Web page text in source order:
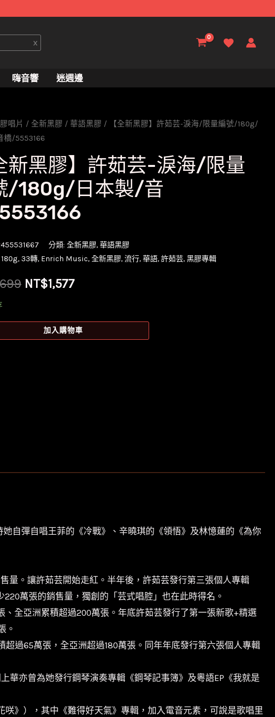
x
嗨音響 迷週邊
唱片 / 全新黑膠 /華語黑膠 / 【全新黑膠】許茹芸-淚海/限量編號/180g/
橋/5553166
新黑膠】許茹芸-淚海/限量
/180g/日本製/音
分類:全新黑膠,華語黑膠
180g,33轉, Enrich Music,全新黑膠,流行,華語,許茹芸,黑膠專輯
原
NT$1,577目
價
加入購物車
自彈自唱王菲的《冷戰》、辛曉琪的《領悟》及林憶蓮的《為你
量。讓許茹芸開始走紅。半年後，許茹芸發行第三張個人專輯
萬張的銷售量，獨創的「芸式唱腔」也在此時得名。
全亞洲累積超過200萬張。年底許茹芸發行了第一張新歌+精選
。
過65萬張，全亞洲超過180萬張。同年年底發行第六張個人專輯
華亦曾為她發行鋼琴演奏專輯《鋼琴記事簿》及粵語EP《我就是
》），其中《難得好天氣》專輯，加入電音元素，可說是歌唱里